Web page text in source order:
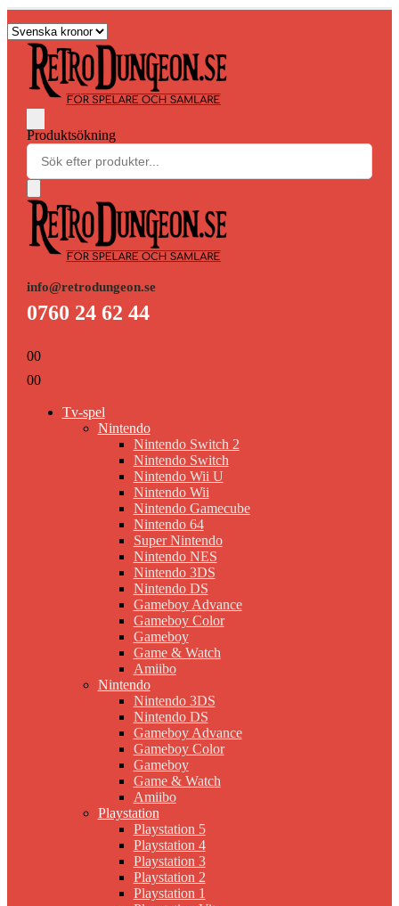
Produktsökning
info@retrodungeon.se
0760 24 62 44
00
00
Tv-spel
Nintendo
Nintendo Switch 2
Nintendo Switch
Nintendo Wii U
Nintendo Wii
Nintendo Gamecube
Nintendo 64
Super Nintendo
Nintendo NES
Nintendo 3DS
Nintendo DS
Gameboy Advance
Gameboy Color
Gameboy
Game & Watch
Amiibo
Nintendo
Nintendo 3DS
Nintendo DS
Gameboy Advance
Gameboy Color
Gameboy
Game & Watch
Amiibo
Playstation
Playstation 5
Playstation 4
Playstation 3
Playstation 2
Playstation 1